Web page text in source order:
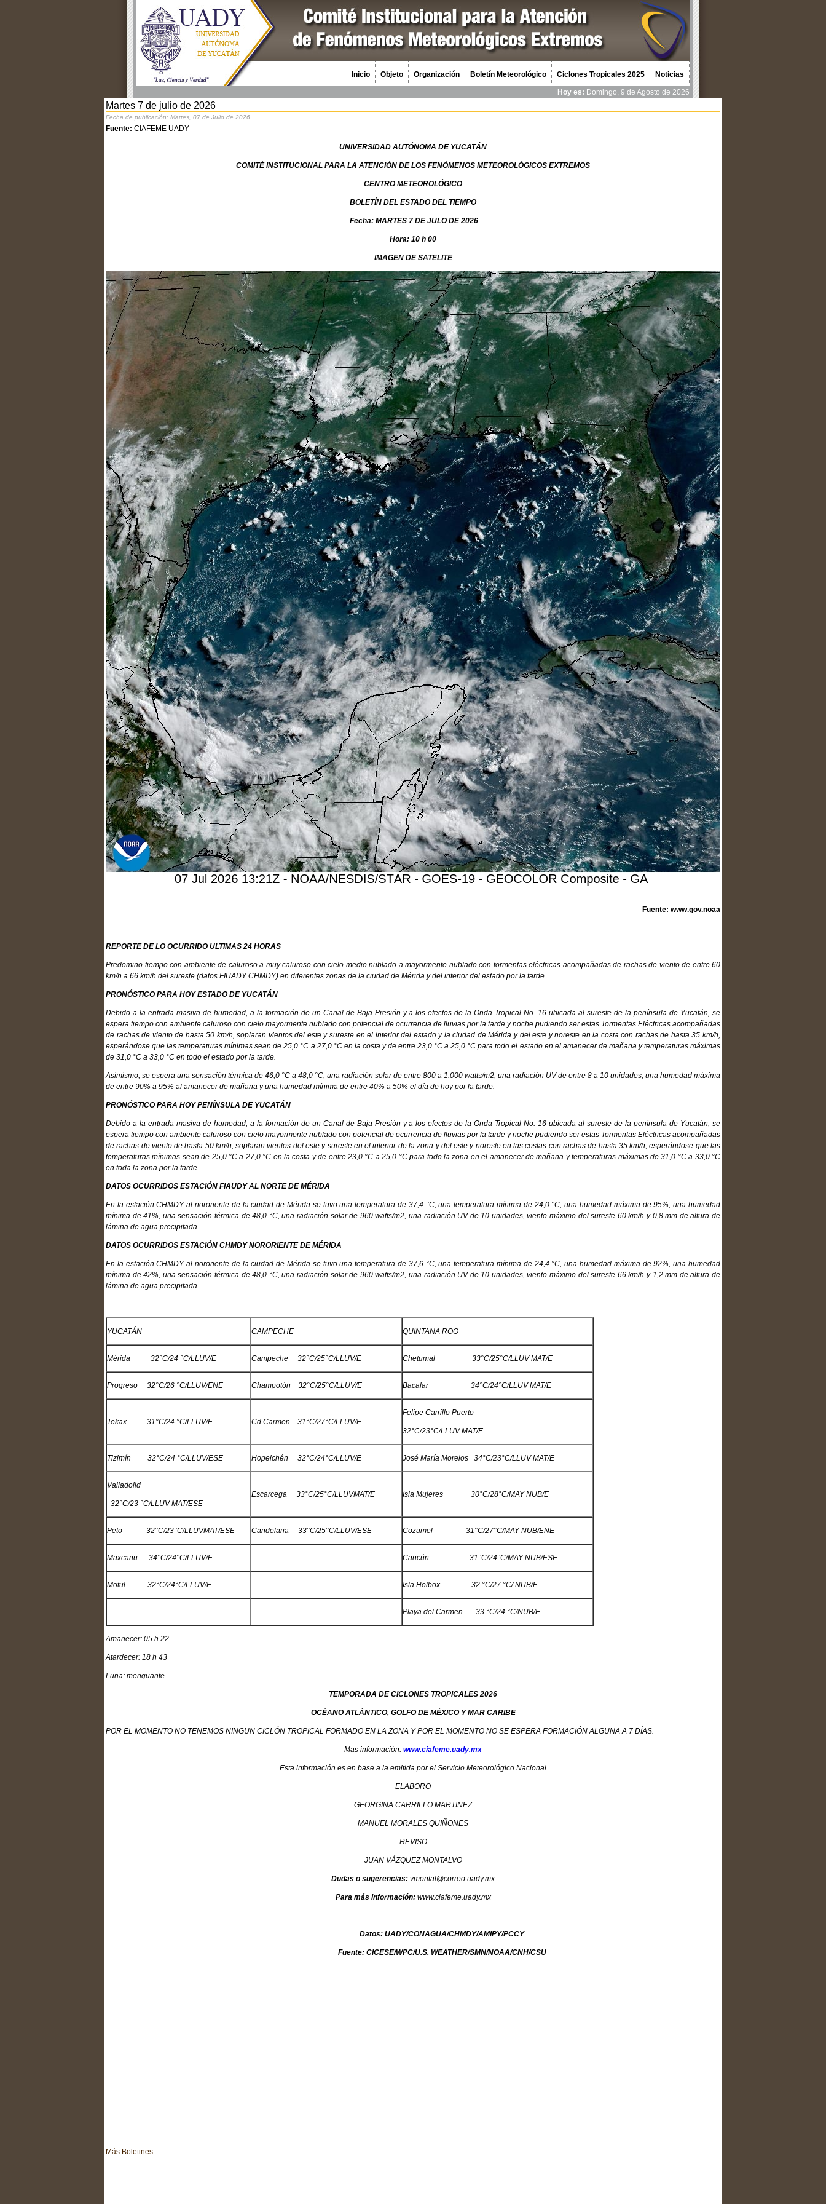
Inicio Objeto Organización Boletín Meteorológico Ciclones Tropicales 2025 Noticias
Hoy es: Domingo, 9 de Agosto de 2026
Martes 7 de julio de 2026
Fecha de publicación: Martes, 07 de Julio de 2026
Fuente: CIAFEME UADY
UNIVERSIDAD AUTÓNOMA DE YUCATÁN
COMITÉ INSTITUCIONAL PARA LA ATENCIÓN DE LOS FENÓMENOS METEOROLÓGICOS EXTREMOS
CENTRO METEOROLÓGICO
BOLETÍN DEL ESTADO DEL TIEMPO
Fecha: MARTES 7 DE JULO DE 2026
Hora: 10 h 00
IMAGEN DE SATELITE
Fuente: www.gov.noaa
REPORTE DE LO OCURRIDO ULTIMAS 24 HORAS
Predomino tiempo con ambiente de caluroso a muy caluroso con cielo medio nublado a mayormente nublado con tormentas eléctricas acompañadas de rachas de viento de entre 60
km/h a 66 km/h del sureste (datos FIUADY CHMDY) en diferentes zonas de la ciudad de Mérida y del interior del estado por la tarde.
PRONÓSTICO PARA HOY ESTADO DE YUCATÁN
Debido a la entrada masiva de humedad, a la formación de un Canal de Baja Presión y a los efectos de la Onda Tropical No. 16 ubicada al sureste de la península de Yucatán, se
espera tiempo con ambiente caluroso con cielo mayormente nublado con potencial de ocurrencia de lluvias por la tarde y noche pudiendo ser estas Tormentas Eléctricas acompañadas
de rachas de viento de hasta 50 km/h, soplaran vientos del este y sureste en el interior del estado y la ciudad de Mérida y del este y noreste en la costa con rachas de hasta 35 km/h,
esperándose que las temperaturas mínimas sean de 25,0 °C a 27,0 °C en la costa y de entre 23,0 °C a 25,0 °C para todo el estado en el amanecer de mañana y temperaturas máximas
de 31,0 °C a 33,0 °C en todo el estado por la tarde.
Asimismo, se espera una sensación térmica de 46,0 °C a 48,0 °C, una radiación solar de entre 800 a 1.000 watts/m2, una radiación UV de entre 8 a 10 unidades, una humedad máxima
de entre 90% a 95% al amanecer de mañana y una humedad mínima de entre 40% a 50% el día de hoy por la tarde.
PRONÓSTICO PARA HOY PENÍNSULA DE YUCATÁN
Debido a la entrada masiva de humedad, a la formación de un Canal de Baja Presión y a los efectos de la Onda Tropical No. 16 ubicada al sureste de la península de Yucatán, se
espera tiempo con ambiente caluroso con cielo mayormente nublado con potencial de ocurrencia de lluvias por la tarde y noche pudiendo ser estas Tormentas Eléctricas acompañadas
de rachas de viento de hasta 50 km/h, soplaran vientos del este y sureste en el interior de la zona y del este y noreste en las costas con rachas de hasta 35 km/h, esperándose que las
temperaturas mínimas sean de 25,0 °C a 27,0 °C en la costa y de entre 23,0 °C a 25,0 °C para todo la zona en el amanecer de mañana y temperaturas máximas de 31,0 °C a 33,0 °C
en toda la zona por la tarde.
DATOS OCURRIDOS ESTACIÓN FIAUDY AL NORTE DE MÉRIDA
En la estación CHMDY al nororiente de la ciudad de Mérida se tuvo una temperatura de 37,4 °C, una temperatura mínima de 24,0 °C, una humedad máxima de 95%, una humedad
mínima de 41%, una sensación térmica de 48,0 °C, una radiación solar de 960 watts/m2, una radiación UV de 10 unidades, viento máximo del sureste 60 km/h y 0,8 mm de altura de
lámina de agua precipitada.
DATOS OCURRIDOS ESTACIÓN CHMDY NORORIENTE DE MÉRIDA
En la estación CHMDY al nororiente de la ciudad de Mérida se tuvo una temperatura de 37,6 °C, una temperatura mínima de 24,4 °C, una humedad máxima de 92%, una humedad
mínima de 42%, una sensación térmica de 48,0 °C, una radiación solar de 960 watts/m2, una radiación UV de 10 unidades, viento máximo del sureste 66 km/h y 1,2 mm de altura de
lámina de agua precipitada.
YUCATÁN CAMPECHE QUINTANA ROO
Mérida 32°C/24 °C/LLUV/E Campeche 32°C/25°C/LLUV/E Chetumal 33°C/25°C/LLUV MAT/E
Progreso 32°C/26 °C/LLUV/ENE Champotón 32°C/25°C/LLUV/E Bacalar 34°C/24°C/LLUV MAT/E
Tekax 31°C/24 °C/LLUV/E Cd Carmen 31°C/27°C/LLUV/E
Felipe Carrillo Puerto
32°C/23°C/LLUV MAT/E
Tizimín 32°C/24 °C/LLUV/ESE Hopelchén 32°C/24°C/LLUV/E José María Morelos 34°C/23°C/LLUV MAT/E
Valladolid
32°C/23 °C/LLUV MAT/ESE
Escarcega 33°C/25°C/LLUVMAT/E Isla Mujeres 30°C/28°C/MAY NUB/E
Peto 32°C/23°C/LLUVMAT/ESE Candelaria 33°C/25°C/LLUV/ESE Cozumel 31°C/27°C/MAY NUB/ENE
Maxcanu 34°C/24°C/LLUV/E Cancún 31°C/24°C/MAY NUB/ESE
Motul 32°C/24°C/LLUV/E Isla Holbox 32 °C/27 °C/ NUB/E
Playa del Carmen 33 °C/24 °C/NUB/E
Amanecer: 05 h 22
Atardecer: 18 h 43
Luna: menguante
TEMPORADA DE CICLONES TROPICALES 2026
OCÉANO ATLÁNTICO, GOLFO DE MÉXICO Y MAR CARIBE
POR EL MOMENTO NO TENEMOS NINGUN CICLÓN TROPICAL FORMADO EN LA ZONA Y POR EL MOMENTO NO SE ESPERA FORMACIÓN ALGUNA A 7 DÍAS.
Mas información: www.ciafeme.uady.mx
Esta información es en base a la emitida por el Servicio Meteorológico Nacional
ELABORO
GEORGINA CARRILLO MARTINEZ
MANUEL MORALES QUIÑONES
REVISO
JUAN VÁZQUEZ MONTALVO
Dudas o sugerencias: vmontal@correo.uady.mx
Para más información: www.ciafeme.uady.mx
Datos: UADY/CONAGUA/CHMDY/AMIPY/PCCY
Fuente: CICESE/WPC/U.S. WEATHER/SMN/NOAA/CNH/CSU
Más Boletines...